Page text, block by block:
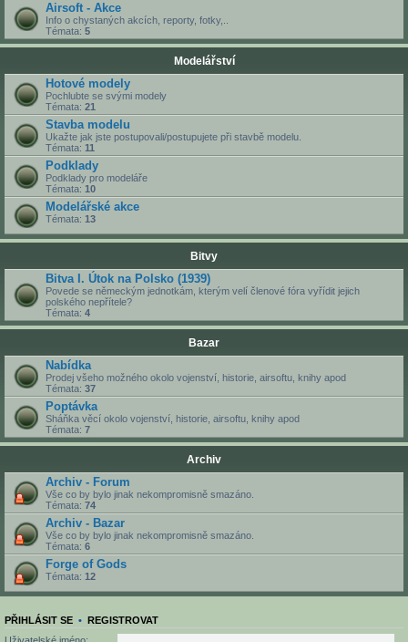
Airsoft - Akce
Info o chystaných akcích, reporty, fotky,..
Témata: 5
Modelářství
Hotové modely
Pochlubte se svými modely
Témata: 21
Stavba modelu
Ukažte jak jste postupovali/postupujete při stavbě modelu.
Témata: 11
Podklady
Podklady pro modeláře
Témata: 10
Modelářské akce
Témata: 13
Bitvy
Bitva I. Útok na Polsko (1939)
Povede se německým jednotkám, kterým velí členové fóra vyřídit jejich
polského nepřítele?
Témata: 4
Bazar
Nabídka
Prodej všeho možného okolo vojenství, historie, airsoftu, knihy apod
Témata: 37
Poptávka
Sháňka věcí okolo vojenství, historie, airsoftu, knihy apod
Témata: 7
Archiv
Archiv - Forum
Vše co by bylo jinak nekompromisně smazáno.
Témata: 74
Archiv - Bazar
Vše co by bylo jinak nekompromisně smazáno.
Témata: 6
Forge of Gods
Témata: 12
PŘIHLÁSIT SE • REGISTROVAT